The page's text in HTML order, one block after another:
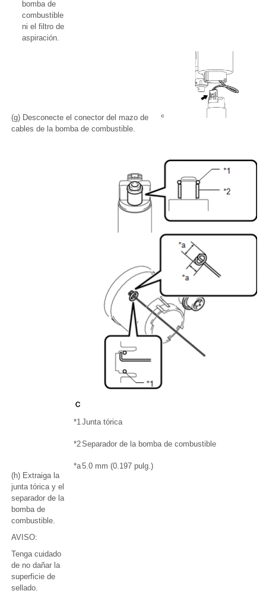
bomba de
combustible
ni el filtro de
aspiración.
(g) Desconecte el conector del mazo de
cables de la bomba de combustible.
(h) Extraiga la
junta tórica y el
separador de la
bomba de
combustible.
AVISO:
Tenga cuidado
de no dañar la
superficie de
sellado.
*1Junta tórica
*2Separador de la bomba de combustible
*a5.0 mm (0.197 pulg.)